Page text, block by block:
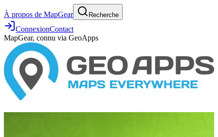
À propos de MapGear Recherche
ConnexionContact
MapGear, connu via GeoApps